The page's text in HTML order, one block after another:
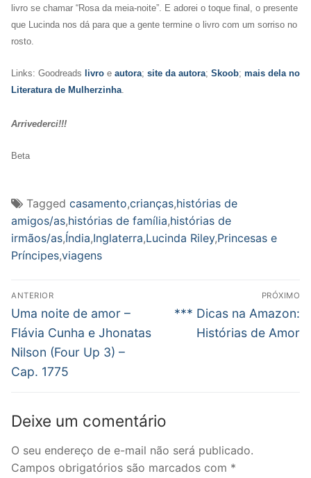
livro se chamar “Rosa da meia-noite”. E adorei o toque final, o presente
que Lucinda nos dá para que a gente termine o livro com um sorriso no
rosto.
Links: Goodreads livro e autora; site da autora; Skoob; mais dela no
Literatura de Mulherzinha.
Arrivederci!!!
Beta
Tagged casamento,crianças,histórias de
amigos/as,histórias de família,histórias de
irmãos/as,Índia,Inglaterra,Lucinda Riley,Princesas e
Príncipes,viagens
Navegação
de
Post
ANTERIOR
Post
anterior:
Uma noite de amor –
Flávia Cunha e Jhonatas
Nilson (Four Up 3) –
Cap. 1775
PRÓXIMO
Próximo
post:
*** Dicas na Amazon:
Histórias de Amor
Deixe um comentário
O seu endereço de e-mail não será publicado.
Campos obrigatórios são marcados com *